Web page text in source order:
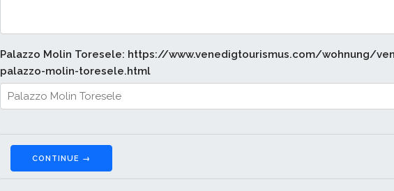
Palazzo Molin Toresele: https://www.venedigtourismus.com/wohnung/
palazzo-molin-toresele.html
CONTINUE →